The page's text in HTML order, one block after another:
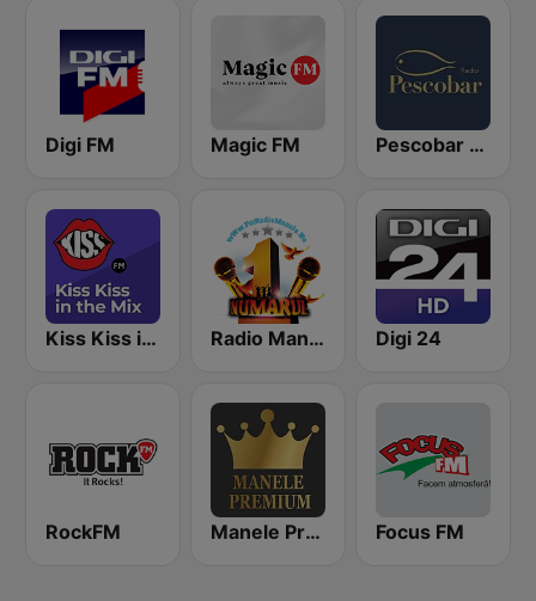
Digi FM Magic FM Pescobar Radio
Kiss Kiss in the Mix Radio Radio Manele Digi 24
RockFM Manele Premium Focus FM